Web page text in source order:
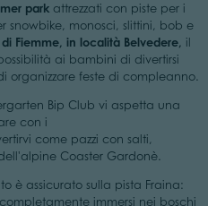
park attrezzati con piste per i
monosci, slittini, bob e
di Fiemme, in località Belvedere, il
ai bambini di divertirsi
organizzare feste di compleanno.
Bip Club vi aspetta una
con i
come pazzi con salti,
Coaster Gardonè.
è assicurato sulla pista Fraina:
immersi nei boschi